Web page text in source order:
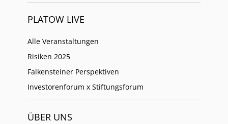
PLATOW LIVE
Alle Veranstaltungen
Risiken 2025
Falkensteiner Perspektiven
Investorenforum x Stiftungsforum
ÜBER UNS